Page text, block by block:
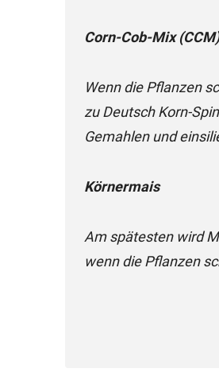
Corn-Cob-Mix (CCM)
Wenn die Pflanzen
zu Deutsch Korn-
Gemahlen und
Körnermais
Am spätesten wird
wenn die Pflanzen